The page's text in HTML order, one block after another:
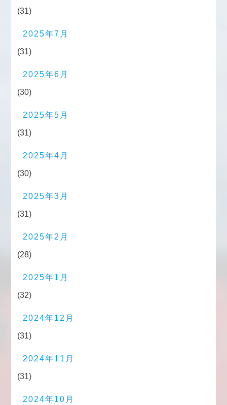
(31)
2025年7月
(31)
2025年6月
(30)
2025年5月
(31)
2025年4月
(30)
2025年3月
(31)
2025年2月
(28)
2025年1月
(32)
2024年12月
(31)
2024年11月
(31)
2024年10月